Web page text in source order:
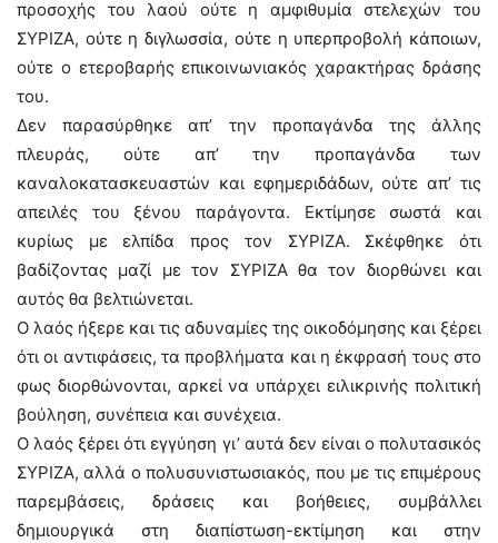
προσοχής του λαού ούτε η αμφιθυμία στελεχών του
ΣΥΡΙΖΑ, ούτε η διγλωσσία, ούτε η υπερπροβολή κάποιων,
ούτε ο ετεροβαρής επικοινωνιακός χαρακτήρας δράσης
του.
Δεν παρασύρθηκε απ’ την προπαγάνδα της άλλης
πλευράς, ούτε απ’ την προπαγάνδα των
καναλοκατασκευαστών και εφημεριδάδων, ούτε απ’ τις
απειλές του ξένου παράγοντα. Εκτίμησε σωστά και
κυρίως με ελπίδα προς τον ΣΥΡΙΖΑ. Σκέφθηκε ότι
βαδίζοντας μαζί με τον ΣΥΡΙΖΑ θα τον διορθώνει και
αυτός θα βελτιώνεται.
Ο λαός ήξερε και τις αδυναμίες της οικοδόμησης και ξέρει
ότι οι αντιφάσεις, τα προβλήματα και η έκφρασή τους στο
φως διορθώνονται, αρκεί να υπάρχει ειλικρινής πολιτική
βούληση, συνέπεια και συνέχεια.
Ο λαός ξέρει ότι εγγύηση γι’ αυτά δεν είναι ο πολυτασικός
ΣΥΡΙΖΑ, αλλά ο πολυσυνιστωσιακός, που με τις επιμέρους
παρεμβάσεις, δράσεις και βοήθειες, συμβάλλει
δημιουργικά στη διαπίστωση-εκτίμηση και στην